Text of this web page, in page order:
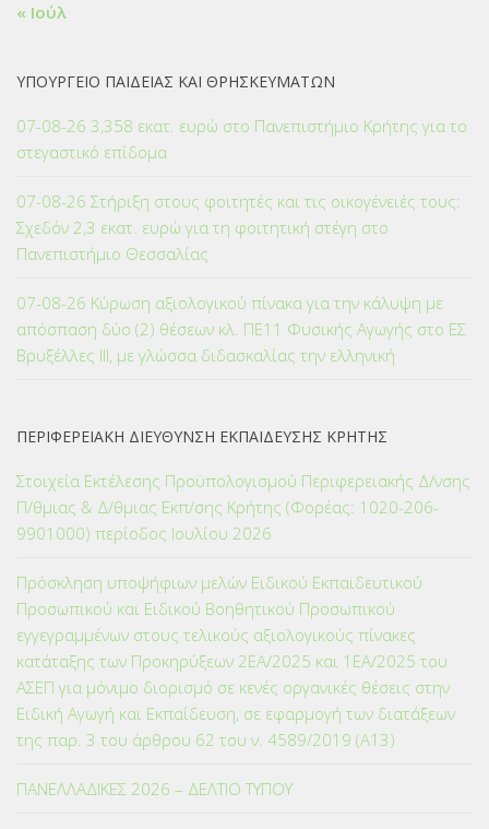
« Ιούλ
ΥΠΟΥΡΓΕΙΟ ΠΑΙΔΕΙΑΣ ΚΑΙ ΘΡΗΣΚΕΥΜΑΤΩΝ
07-08-26 3,358 εκατ. ευρώ στο Πανεπιστήμιο Κρήτης για το
στεγαστικό επίδομα
07-08-26 Στήριξη στους φοιτητές και τις οικογένειές τους:
Σχεδόν 2,3 εκατ. ευρώ για τη φοιτητική στέγη στο
Πανεπιστήμιο Θεσσαλίας
07-08-26 Κύρωση αξιολογικού πίνακα για την κάλυψη με
απόσπαση δύο (2) θέσεων κλ. ΠΕ11 Φυσικής Αγωγής στο ΕΣ
Βρυξέλλες ΙΙΙ, με γλώσσα διδασκαλίας την ελληνική
ΠΕΡΙΦΕΡΕΙΑΚΗ ΔΙΕΥΘΥΝΣΗ ΕΚΠΑΙΔΕΥΣΗΣ ΚΡΗΤΗΣ
Στοιχεία Εκτέλεσης Προϋπολογισμού Περιφερειακής Δ/νσης
Π/θμιας & Δ/θμιας Εκπ/σης Κρήτης (Φορέας: 1020-206-
9901000) περίοδος Ιουλίου 2026
Πρόσκληση υποψήφιων μελών Ειδικού Εκπαιδευτικού
Προσωπικού και Ειδικού Βοηθητικού Προσωπικού
εγγεγραμμένων στους τελικούς αξιολογικούς πίνακες
κατάταξης των Προκηρύξεων 2ΕΑ/2025 και 1ΕΑ/2025 του
ΑΣΕΠ για μόνιμο διορισμό σε κενές οργανικές θέσεις στην
Ειδική Αγωγή και Εκπαίδευση, σε εφαρμογή των διατάξεων
της παρ. 3 του άρθρου 62 του ν. 4589/2019 (Α΄13)
ΠΑΝΕΛΛΑΔΙΚΕΣ 2026 – ΔΕΛΤΙΟ ΤΥΠΟΥ